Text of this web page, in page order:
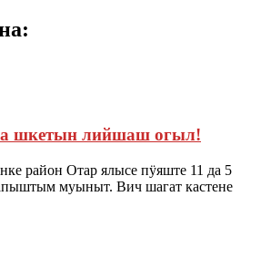
шкетын лийшаш огыл!
район Отар ялысе пӱяште 11 да 5
муыныт. Вич шагат кастене